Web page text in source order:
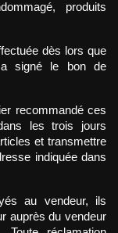
produits
dès lors que
a signé le bon de
recommandé ces
les trois jours
et transmettre
indiquée dans
au vendeur, ils
auprès du vendeur